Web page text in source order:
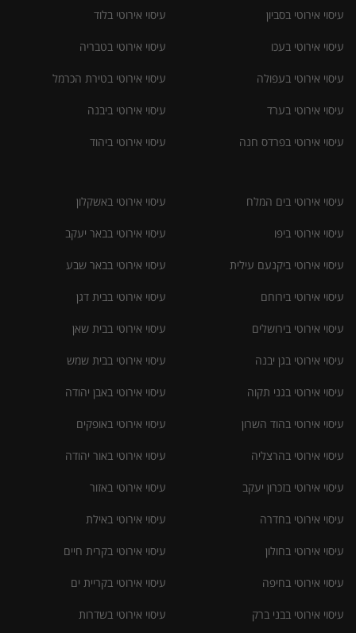
עיסוי אירוטי בסביון
עיסוי אירוטי בעכו
עיסוי אירוטי בעפולה
עיסוי אירוטי בערד
עיסוי אירוטי בפרדס חנה
עיסוי אירוטי בלוד
עיסוי אירוטי בטבריה
עיסוי אירוטי בטירת הכרמל
עיסוי אירוטי ביבנה
עיסוי אירוטי ביהוד
עיסוי אירוטי בים המלח
עיסוי אירוטי ביפו
עיסוי אירוטי ביקנעם עילית
עיסוי אירוטי בירוחם
עיסוי אירוטי בירושלים
עיסוי אירוטי בגן יבנה
עיסוי אירוטי בגני תקוה
עיסוי אירוטי בהוד השרון
עיסוי אירוטי בהרצליה
עיסוי אירוטי בזכרון יעקב
עיסוי אירוטי בחדרה
עיסוי אירוטי בחולון
עיסוי אירוטי בחיפה
עיסוי אירוטי בבני ברק
עיסוי אירוטי באשקלון
עיסוי אירוטי בבאר יעקב
עיסוי אירוטי בבאר שבע
עיסוי אירוטי בבית דגן
עיסוי אירוטי בבית שאן
עיסוי אירוטי בבית שמש
עיסוי אירוטי באבן יהודה
עיסוי אירוטי באופקים
עיסוי אירוטי באור יהודה
עיסוי אירוטי באזור
עיסוי אירוטי באילת
עיסוי אירוטי בקרית חיים
עיסוי אירוטי בקריית ים
עיסוי אירוטי בשדרות